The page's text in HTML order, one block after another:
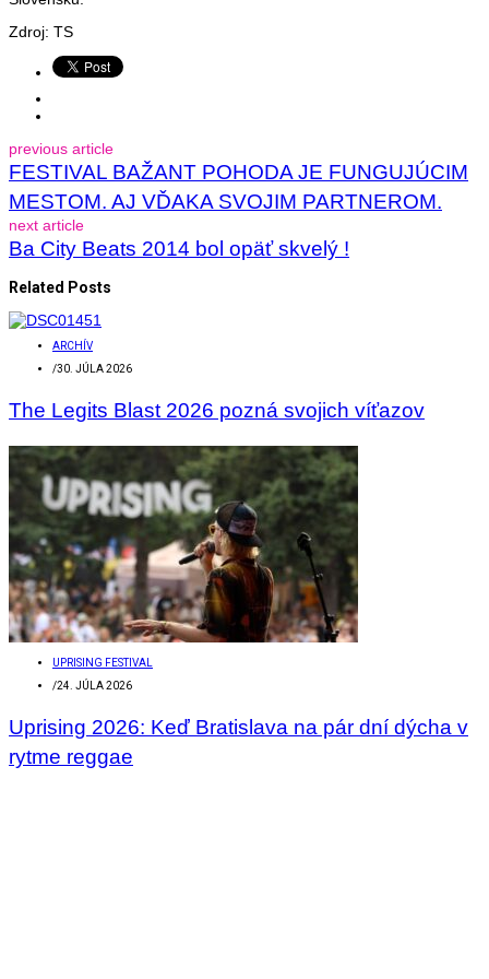
Zdroj: TS
previous article
FESTIVAL BAŽANT POHODA JE FUNGUJÚCIM
MESTOM. AJ VĎAKA SVOJIM PARTNEROM.
next article
Ba City Beats 2014 bol opäť skvelý !
Related Posts
ARCHÍV
/30. JÚLA 2026
The Legits Blast 2026 pozná svojich víťazov
UPRISING FESTIVAL
/24. JÚLA 2026
Uprising 2026: Keď Bratislava na pár dní dýcha v
rytme reggae